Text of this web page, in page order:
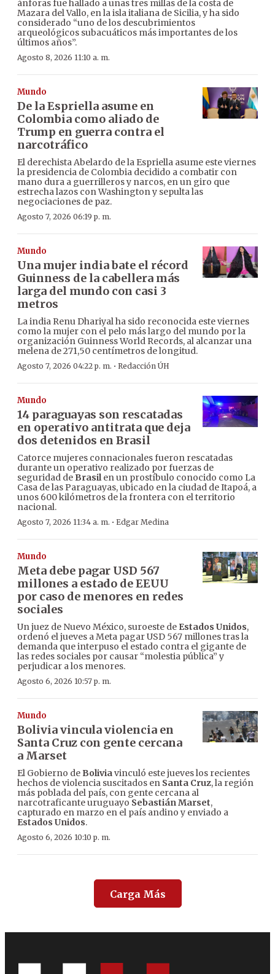
ánforas fue hallado a unas tres millas de la costa de
Mazara del Vallo, en la isla italiana de Sicilia, y ha sido
considerado “uno de los descubrimientos
arqueológicos subacuáticos más importantes de los
últimos años”.
Agosto 8, 2026 11:10 a. m.
Mundo
De la Espriella asume en
Colombia como aliado de
Trump en guerra contra el
narcotráfico
El derechista Abelardo de la Espriella asume este viernes
la presidencia de Colombia decidido a combatir con
mano dura a guerrilleros y narcos, en un giro que
estrecha lazos con Washington y sepulta las
negociaciones de paz.
Agosto 7, 2026 06:19 p. m.
Mundo
Una mujer india bate el récord
Guinness de la cabellera más
larga del mundo con casi 3
metros
La india Renu Dhariyal ha sido reconocida este viernes
como la mujer con el pelo más largo del mundo por la
organización Guinness World Records, al alcanzar una
melena de 271,50 centímetros de longitud.
Agosto 7, 2026 04:22 p. m. · Redacción ÚH
Mundo
14 paraguayas son rescatadas
en operativo antitrata que deja
dos detenidos en Brasil
Catorce mujeres connacionales fueron rescatadas
durante un operativo realizado por fuerzas de
seguridad de Brasilen un prostíbulo conocido como La
Casa de las Paraguayas, ubicado en la ciudad de Itapoá, a
unos 600 kilómetros de la frontera con el territorio
nacional.
Agosto 7, 2026 11:34 a. m. · Edgar Medina
Mundo
Meta debe pagar USD 567
millones a estado de EEUU
por caso de menores en redes
sociales
Un juez de Nuevo México, suroeste de Estados Unidos,
ordenó el jueves a Meta pagar USD 567 millones tras la
demanda que interpuso el estado contra el gigante de
las redes sociales por causar “molestia pública” y
perjudicar a los menores.
Agosto 6, 2026 10:57 p. m.
Mundo
Bolivia vincula violencia en
Santa Cruz con gente cercana
a Marset
El Gobierno de Boliviavinculó este jueves los recientes
hechos de violencia suscitados en Santa Cruz, la región
más poblada del país, con gente cercana al
narcotraficante uruguayo Sebastián Marset,
capturado en marzo en el país andino y enviado a
Estados Unidos.
Agosto 6, 2026 10:10 p. m.
Carga Más